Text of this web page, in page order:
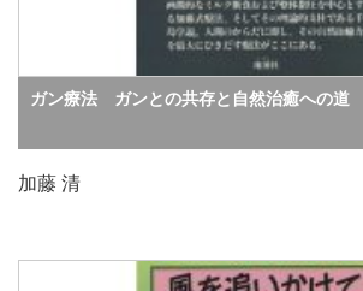
ガン療法 ガンとの共存と自然治癒への道
加藤 清